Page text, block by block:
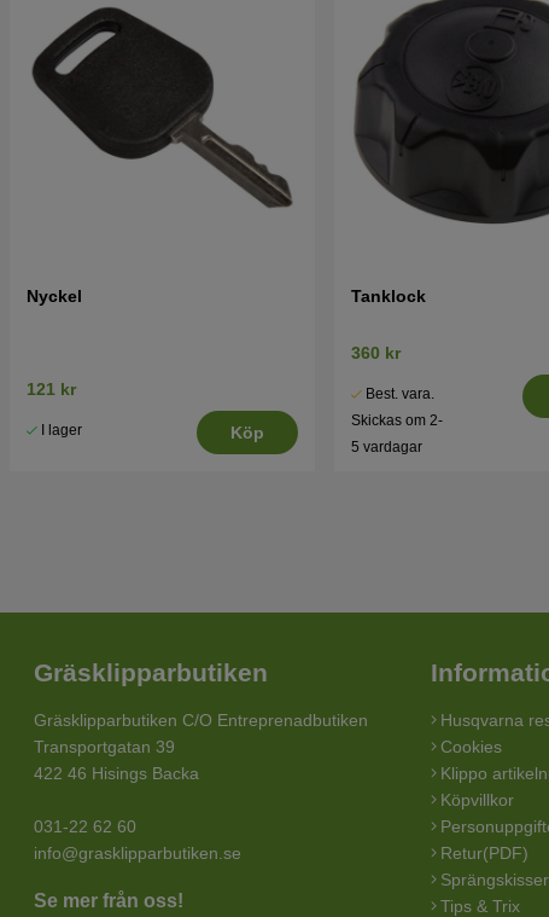
Nyckel
121 kr
I lager Köp
Tanklock
360 kr
Best. vara.
Skickas om 2-
5 vardagar
Gräsklipparbutiken
Gräsklipparbutiken C/O Entreprenadbutiken
Transportgatan 39
422 46 Hisings Backa
031-22 62 60
info@grasklipparbutiken.se
Se mer från oss!
Husqvarna
Cookies
Klippo
Köpvillkor
Retur(PDF)
Tips & Trix